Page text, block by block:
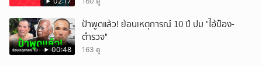
00:48
ป้าพูดแล้ว! ย้อนเหตุการณ์ 10 ปี ปม "ไอ้ป๋อง-
ตำรวจ"
163 ดู